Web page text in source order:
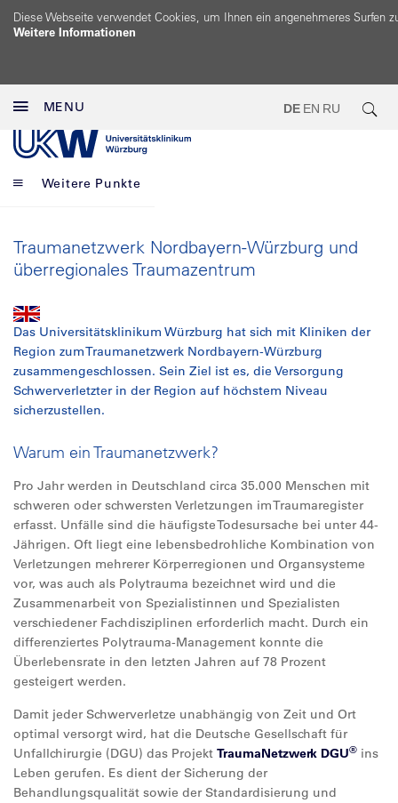
Diese Webseite verwendet Cookies, um Ihnen ein angenehmeres Surfen
Weitere Informationen
MENU DE EN RU
Weitere Punkte
Traumanetzwerk Nordbayern-Würzburg und
überregionales Traumazentrum
Das Universitätsklinikum Würzburg hat sich mit Kliniken der
Region zum Traumanetzwerk Nordbayern-Würzburg
zusammengeschlossen. Sein Ziel ist es, die Versorgung
Schwerverletzter in der Region auf höchstem Niveau
sicherzustellen.
Warum ein Traumanetzwerk?
Pro Jahr werden in Deutschland circa 35.000 Menschen mit
schweren oder schwersten Verletzungen im Traumaregister
erfasst. Unfälle sind die häufigste Todesursache bei unter 44-
Jährigen. Oft liegt eine lebensbedrohliche Kombination von
Verletzungen mehrerer Körperregionen und Organsysteme
vor, was auch als Polytrauma bezeichnet wird und die
Zusammenarbeit von Spezialistinnen und Spezialisten
verschiedener Fachdisziplinen erforderlich macht. Durch ein
differenziertes Polytrauma-Management konnte die
Überlebensrate in den letzten Jahren auf 78 Prozent
gesteigert werden.
Damit jeder Schwerverletze unabhängig von Zeit und Ort
optimal versorgt wird, hat die Deutsche Gesellschaft für
Unfallchirurgie (DGU) das Projekt TraumaNetzwerk DGU® ins
Leben gerufen. Es dient der Sicherung der
Behandlungsqualität sowie der Standardisierung und